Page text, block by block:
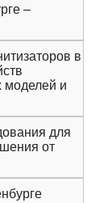
–
в
моделей и
для
от